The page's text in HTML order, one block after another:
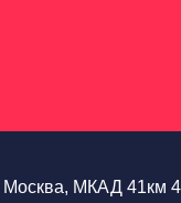
Москва, МКАД 41км